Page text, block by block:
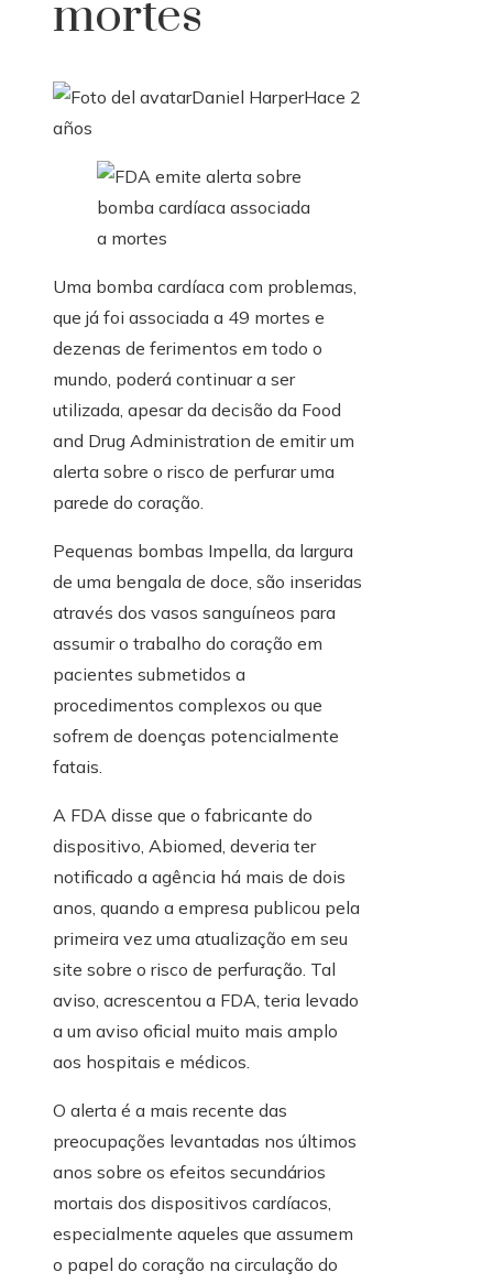
mortes
Daniel HarperHace 2
años
Uma bomba cardíaca com problemas,
que já foi associada a 49 mortes e
dezenas de ferimentos em todo o
mundo, poderá continuar a ser
utilizada, apesar da decisão da Food
and Drug Administration de emitir um
alerta sobre o risco de perfurar uma
parede do coração.
Pequenas bombas Impella, da largura
de uma bengala de doce, são inseridas
através dos vasos sanguíneos para
assumir o trabalho do coração em
pacientes submetidos a
procedimentos complexos ou que
sofrem de doenças potencialmente
fatais.
A FDA disse que o fabricante do
dispositivo, Abiomed, deveria ter
notificado a agência há mais de dois
anos, quando a empresa publicou pela
primeira vez uma atualização em seu
site sobre o risco de perfuração. Tal
aviso, acrescentou a FDA, teria levado
a um aviso oficial muito mais amplo
aos hospitais e médicos.
O alerta é a mais recente das
preocupações levantadas nos últimos
anos sobre os efeitos secundários
mortais dos dispositivos cardíacos,
especialmente aqueles que assumem
o papel do coração na circulação do